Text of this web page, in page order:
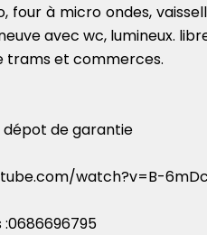
four à micro ondes,
avec wc, lumineux.
trams et commerces.
dépot de garantie
watch?v=B-